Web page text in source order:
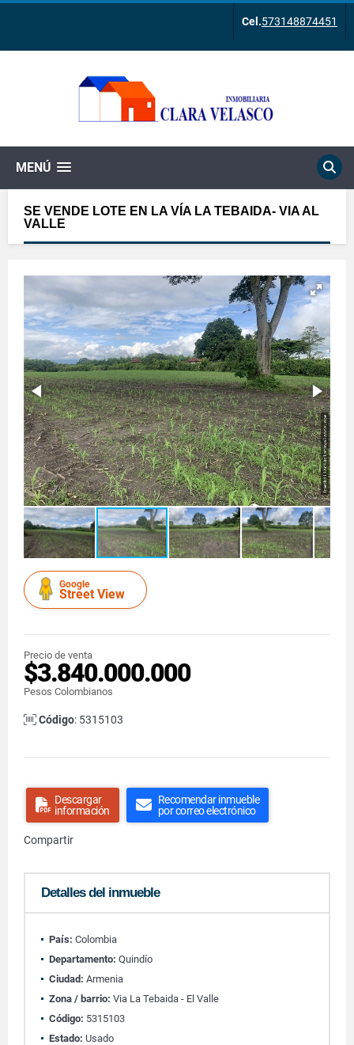
Cel.573148874451
MENÚ
SE VENDE LOTE EN LA VÍA LA TEBAIDA- VIA AL
VALLE
Google
Street View
Precio de venta
$3.840.000.000
Pesos Colombianos
Código: 5315103
Descargar
información
Recomendar inmueble
por correo electrónico
Compartir
Detalles del inmueble
País: Colombia
Departamento: Quindío
Ciudad: Armenia
Zona / barrio: Via La Tebaida - El Valle
Código: 5315103
Estado: Usado